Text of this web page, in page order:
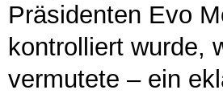
Präsidenten Evo
kontrolliert wurde,
vermutete – ein